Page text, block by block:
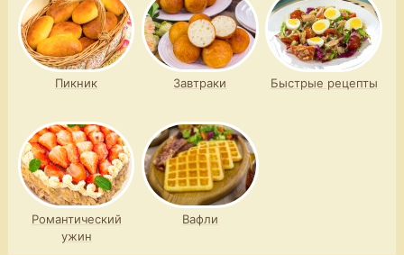
Пикник Завтраки Быстрые рецепты
Романтический
ужин
Вафли